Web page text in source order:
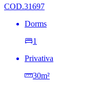
COD.31697
Dorms
1
Privativa
30m²